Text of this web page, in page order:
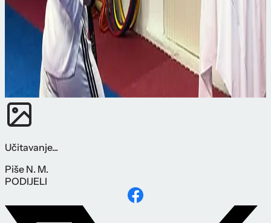
Učitavanje...
Piše N. M.
PODIJELI